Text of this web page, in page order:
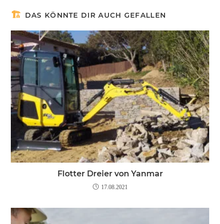
DAS KÖNNTE DIR AUCH GEFALLEN
Flotter Dreier von Yanmar
17.08.2021